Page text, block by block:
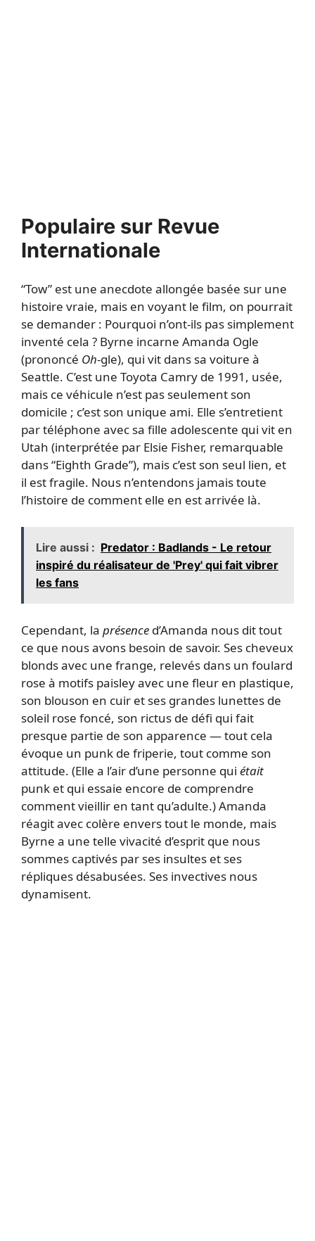
Populaire sur Revue
Internationale
“Tow” est une anecdote allongée basée sur une
histoire vraie, mais en voyant le film, on pourrait
se demander : Pourquoi n’ont-ils pas simplement
inventé cela ? Byrne incarne Amanda Ogle
(prononcé Oh-gle), qui vit dans sa voiture à
Seattle. C’est une Toyota Camry de 1991, usée,
mais ce véhicule n’est pas seulement son
domicile ; c’est son unique ami. Elle s’entretient
par téléphone avec sa fille adolescente qui vit en
Utah (interprétée par Elsie Fisher, remarquable
dans “Eighth Grade”), mais c’est son seul lien, et
il est fragile. Nous n’entendons jamais toute
l’histoire de comment elle en est arrivée là.
Lire aussi : Predator : Badlands - Le retour
inspiré du réalisateur de 'Prey' qui fait vibrer
les fans
Cependant, la présence d’Amanda nous dit tout
ce que nous avons besoin de savoir. Ses cheveux
blonds avec une frange, relevés dans un foulard
rose à motifs paisley avec une fleur en plastique,
son blouson en cuir et ses grandes lunettes de
soleil rose foncé, son rictus de défi qui fait
presque partie de son apparence — tout cela
évoque un punk de friperie, tout comme son
attitude. (Elle a l’air d’une personne qui était
punk et qui essaie encore de comprendre
comment vieillir en tant qu’adulte.) Amanda
réagit avec colère envers tout le monde, mais
Byrne a une telle vivacité d’esprit que nous
sommes captivés par ses insultes et ses
répliques désabusées. Ses invectives nous
dynamisent.